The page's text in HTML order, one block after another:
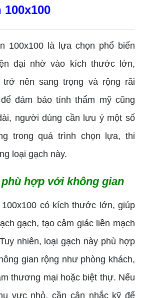
là lựa chọn phổ biến
đại nhờ vào kích thước lớn,
trở nên sang trọng và rộng rãi
đảm bảo tính thẩm mỹ cũng
người dùng cần lưu ý một số
trong quá trình chọn lựa, thi
loại gạch này.
hợp với không gian
có kích thước lớn, giúp
gạch, tạo cảm giác liền mạch
nhiên, loại gạch này phù hợp
gian rộng như phòng khách,
thương mại hoặc biệt thự. Nếu
vực nhỏ, cần cân nhắc kỹ để